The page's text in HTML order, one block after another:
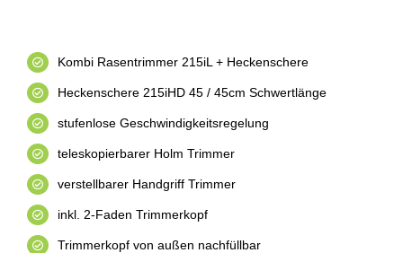
Kombi Rasentrimmer 215iL + Heckenschere
Heckenschere 215iHD 45 / 45cm Schwertlänge
stufenlose Geschwindigkeitsregelung
teleskopierbarer Holm Trimmer
verstellbarer Handgriff Trimmer
inkl. 2-Faden Trimmerkopf
Trimmerkopf von außen nachfüllbar